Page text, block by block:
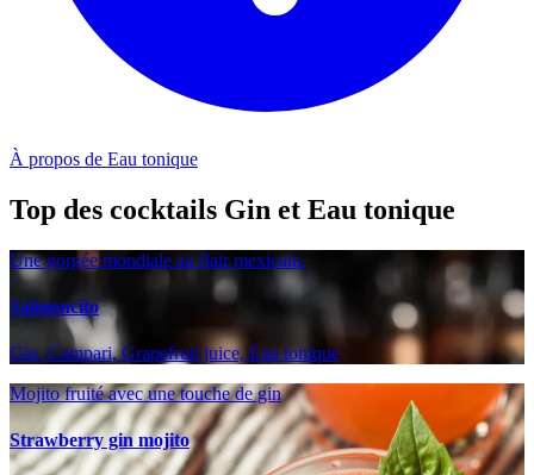
À propos de Eau tonique
Top des cocktails Gin et Eau tonique
Une gorgée mondiale au flair mexicain.
Salmoncito
Gin, Campari, Grapefruit juice, Eau tonique
Mojito fruité avec une touche de gin
Strawberry gin mojito